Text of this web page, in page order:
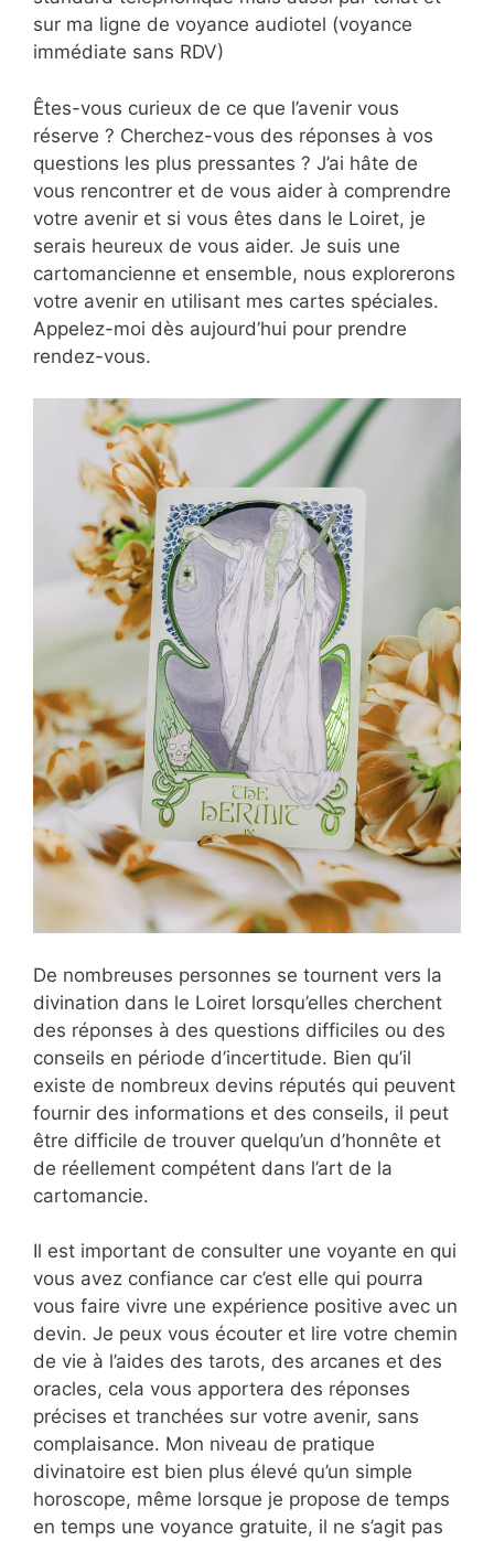
sur ma ligne de voyance audiotel (voyance
immédiate sans RDV)
Êtes-vous curieux de ce que l’avenir vous
réserve ? Cherchez-vous des réponses à vos
questions les plus pressantes ? J’ai hâte de
vous rencontrer et de vous aider à comprendre
votre avenir et si vous êtes dans le Loiret, je
serais heureux de vous aider. Je suis une
cartomancienne et ensemble, nous explorerons
votre avenir en utilisant mes cartes spéciales.
Appelez-moi dès aujourd’hui pour prendre
rendez-vous.
De nombreuses personnes se tournent vers la
divination dans le Loiret lorsqu’elles cherchent
des réponses à des questions difficiles ou des
conseils en période d’incertitude. Bien qu’il
existe de nombreux devins réputés qui peuvent
fournir des informations et des conseils, il peut
être difficile de trouver quelqu’un d’honnête et
de réellement compétent dans l’art de la
cartomancie.
Il est important de consulter une voyante en qui
vous avez confiance car c’est elle qui pourra
vous faire vivre une expérience positive avec un
devin. Je peux vous écouter et lire votre chemin
de vie à l’aides des tarots, des arcanes et des
oracles, cela vous apportera des réponses
précises et tranchées sur votre avenir, sans
complaisance. Mon niveau de pratique
divinatoire est bien plus élevé qu’un simple
horoscope, même lorsque je propose de temps
en temps une voyance gratuite, il ne s’agit pas